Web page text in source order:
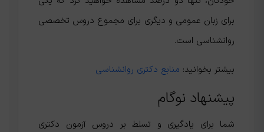
برای زبان عمومی و دیگری برای مجموع دروس تخصصی
روانشناسی است.
بیشتر بخوانید: منابع دکتری روانشناسی
پیشنهاد نوگام
شما برای یادگیری و تسلط بر دروس آزمون دکتری